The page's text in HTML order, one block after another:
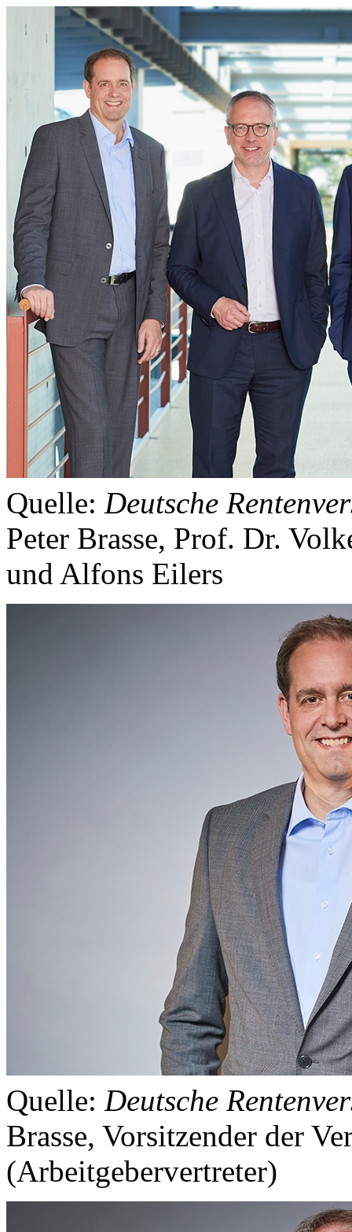
Quelle: Deutsche
Peter Brasse, Prof. Dr.
und Alfons Eilers
Quelle: Deutsche
Brasse, Vorsitzender der
(Arbeitgebervertreter)